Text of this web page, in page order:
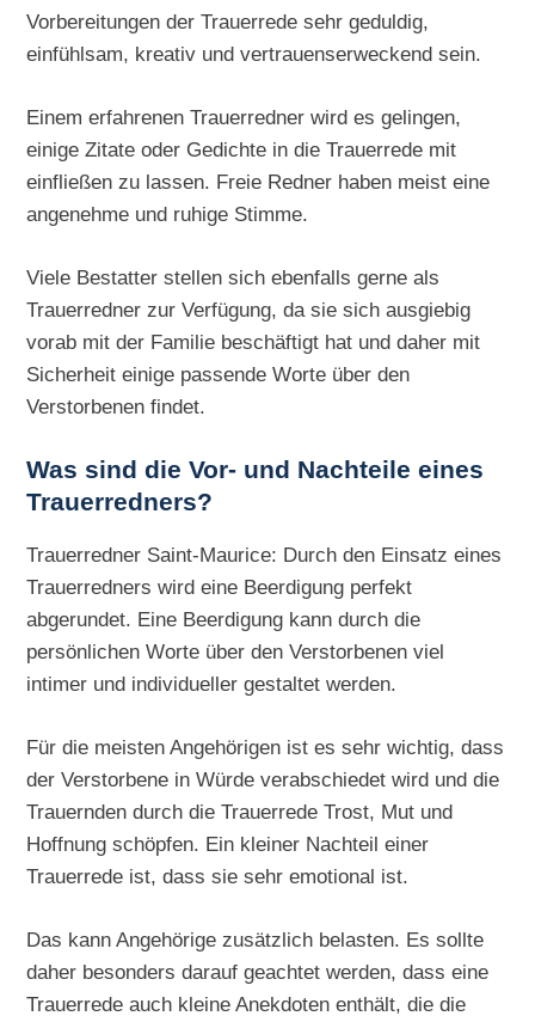
Vorbereitungen der Trauerrede sehr geduldig,
einfühlsam, kreativ und vertrauenserweckend sein.
Einem erfahrenen Trauerredner wird es gelingen,
einige Zitate oder Gedichte in die Trauerrede mit
einfließen zu lassen. Freie Redner haben meist eine
angenehme und ruhige Stimme.
Viele Bestatter stellen sich ebenfalls gerne als
Trauerredner zur Verfügung, da sie sich ausgiebig
vorab mit der Familie beschäftigt hat und daher mit
Sicherheit einige passende Worte über den
Verstorbenen findet.
Was sind die Vor- und Nachteile eines
Trauerredners?
Trauerredner Saint-Maurice: Durch den Einsatz eines
Trauerredners wird eine Beerdigung perfekt
abgerundet. Eine Beerdigung kann durch die
persönlichen Worte über den Verstorbenen viel
intimer und individueller gestaltet werden.
Für die meisten Angehörigen ist es sehr wichtig, dass
der Verstorbene in Würde verabschiedet wird und die
Trauernden durch die Trauerrede Trost, Mut und
Hoffnung schöpfen. Ein kleiner Nachteil einer
Trauerrede ist, dass sie sehr emotional ist.
Das kann Angehörige zusätzlich belasten. Es sollte
daher besonders darauf geachtet werden, dass eine
Trauerrede auch kleine Anekdoten enthält, die die